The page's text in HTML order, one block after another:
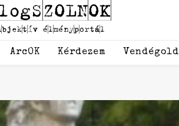
ArcOK Kérdezem